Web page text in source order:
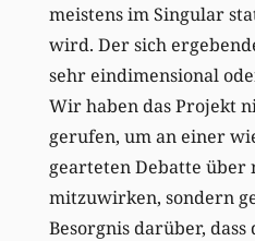
meistens im Singular
wird. Der sich
sehr eindimensional
Wir haben das Projekt
gerufen, um an einer
gearteten Debatte
mitzuwirken, sondern
Besorgnis darüber, dass